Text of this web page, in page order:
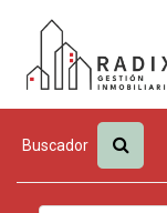
Buscador